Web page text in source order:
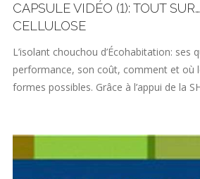
CAPSULE VIDÉO (1): TOUT
CELLULOSE
L’isolant chouchou d’Écohabitation: ses
performance, son coût, comment et où
formes possibles. Grâce à l’appui de la